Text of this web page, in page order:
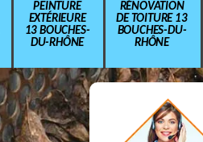
PEINTURE
EXTÉRIEURE
13 BOUCHES-
DU-RHÔNE
RÉNOVATION
DE TOITURE 13
BOUCHES-DU-
RHÔNE